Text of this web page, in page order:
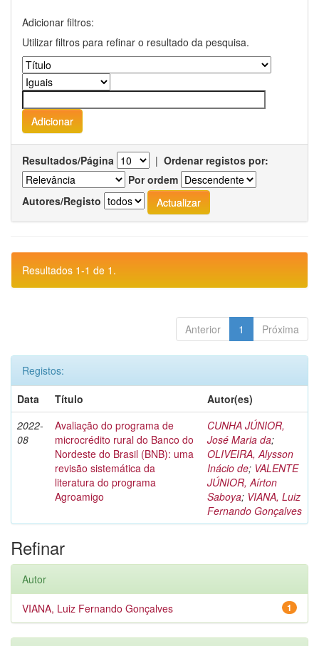
Adicionar filtros:
Utilizar filtros para refinar o resultado da pesquisa.
Resultados/Página | Ordenar registos por:
Por ordem
Autores/Registo
Resultados 1-1 de 1.
Anterior 1 Próxima
Registos:
Data
Título
Autor(es)
2022-
08
Avaliação do programa de
microcrédito rural do Banco do
Nordeste do Brasil (BNB): uma
revisão sistemática da
literatura do programa
Agroamigo
CUNHA JÚNIOR,
José Maria da;
OLIVEIRA, Alysson
Inácio de; VALENTE
JÚNIOR, Aírton
Saboya; VIANA, Luiz
Fernando Gonçalves
Refinar
Autor
1
VIANA, Luiz Fernando Gonçalves